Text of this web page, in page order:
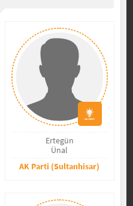
Ertegün
Ünal
AK Parti (Sultanhisar)